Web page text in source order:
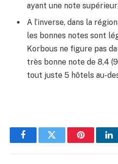
ayant une note
A l’inverse, dans la
les bonnes notes sont
Korbous ne figure pas
très bonne note de 8,4
tout juste 5 hôtels au-
FacebookTwitter Pinterest